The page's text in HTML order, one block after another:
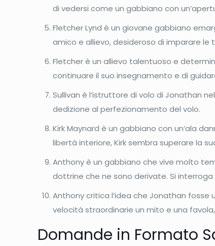
di vedersi come un gabbiano con
Fletcher Lynd è un giovane gabbiano
amico e allievo, desideroso di imparare le
Fletcher è un allievo talentuoso e
continuare il suo insegnamento e di
Sullivan è l’istruttore di volo di Jonathan
dedizione al perfezionamento del volo.
Kirk Maynard è un gabbiano con un’ala
libertà interiore, Kirk sembra superare la
Anthony è un gabbiano che vive molto
dottrine che ne sono derivate. Si
Anthony critica l’idea che Jonathan
velocità straordinarie un mito e una
Domande in Formato